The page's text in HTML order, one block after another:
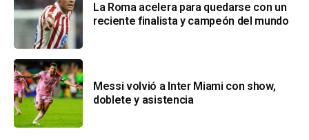
La Roma acelera para quedarse con un
reciente finalista y campeón del mundo
Messi volvió a Inter Miami con show,
doblete y asistencia